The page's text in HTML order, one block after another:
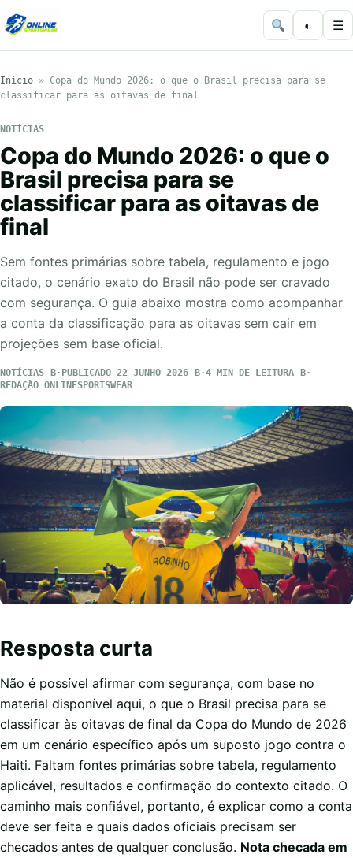
◐ ☰
Início » Copa do Mundo 2026: o que o Brasil precisa para se
classificar para as oitavas de final
NOTÍCIAS
Copa do Mundo 2026: o que o
Brasil precisa para se
classificar para as oitavas de
final
Sem fontes primárias sobre tabela, regulamento e jogo
citado, o cenário exato do Brasil não pode ser cravado
com segurança. O guia abaixo mostra como acompanhar
a conta da classificação para as oitavas sem cair em
projeções sem base oficial.
NOTÍCIAS PUBLICADO 22 JUNHO 2026
4 MIN DE LEITURA
REDAÇÃO ONLINESPORTSWEAR
Resposta curta
Não é possível afirmar com segurança, com base no
material disponível aqui, o que o Brasil precisa para se
classificar às oitavas de final da Copa do Mundo de 2026
em um cenário específico após um suposto jogo contra o
Haiti. Faltam fontes primárias sobre tabela, regulamento
aplicável, resultados e confirmação do contexto citado. O
caminho mais confiável, portanto, é explicar como a conta
deve ser feita e quais dados oficiais precisam ser
checados antes de qualquer conclusão. Nota checada em